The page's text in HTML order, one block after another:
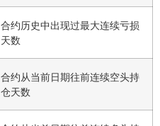
合约历史中出现过最大连续亏损
天数
合约从当前日期往前连续空头持
仓天数